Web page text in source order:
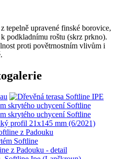
tepelně upravené finské borovice,
podkladnímu roštu (skrz prkno).
proti povětrnostním vlivům i